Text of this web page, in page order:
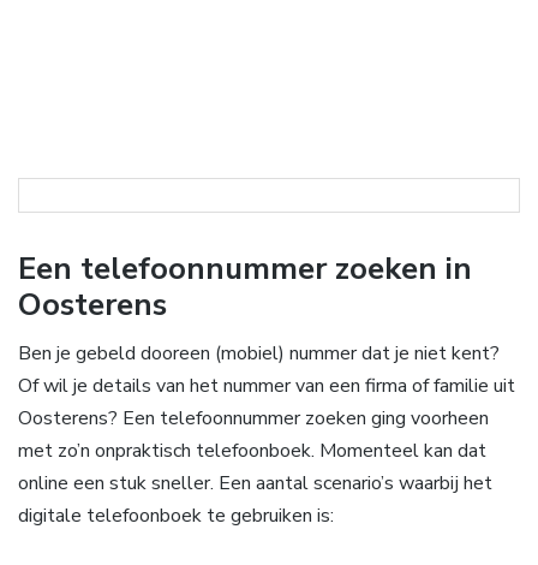
Een telefoonnummer zoeken in
Oosterens
Ben je gebeld dooreen (mobiel) nummer dat je niet kent?
Of wil je details van het nummer van een firma of familie uit
Oosterens? Een telefoonnummer zoeken ging voorheen
met zo’n onpraktisch telefoonboek. Momenteel kan dat
online een stuk sneller. Een aantal scenario’s waarbij het
digitale telefoonboek te gebruiken is: